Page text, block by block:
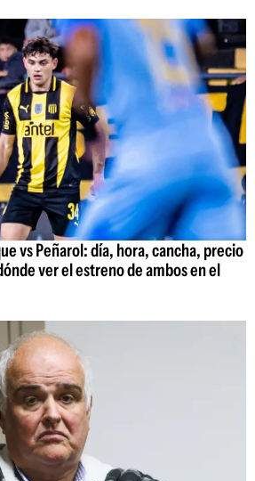
vs Peñarol: día, hora, cancha, precio
ver el estreno de ambos en el